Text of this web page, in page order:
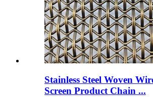
Stainless Steel Woven
Screen Product Chain ...